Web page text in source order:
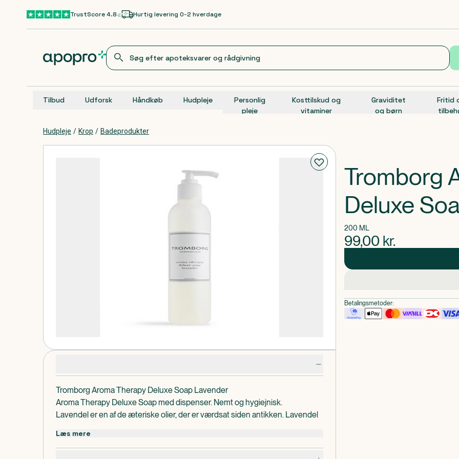
Gå til hovedindholdTrustScore 4.8 Hurtig levering 0-2 hverdage
Tilbud Udforsk Håndkøb Hudpleje
Personlig
pleje
Kosttilskud og
vitaminer
Graviditet
og børn
Fritid
Hudpleje / Krop / Badeprodukter
Tromborg Aroma Therapy Deluxe Soap Lavender
Aroma Therapy Deluxe Soap med dispenser. Nemt og hygiejnisk.
Lavendel er en af de æteriske olier, der er værdsat siden antikken. Lavendel
antiseptisk, antibakteriel og smertestillende. Beroliger, dulmer og er god mod
anspændthed, søvnløshed og stress.
Læs mere
Tromborg
Deluxe
200 ML
99,00 kr.
Betalingsmetoder: